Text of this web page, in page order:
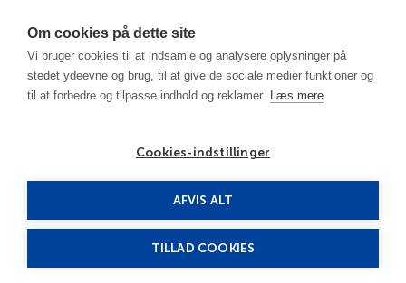
Om cookies på dette site
Vi bruger cookies til at indsamle og analysere oplysninger på
stedet ydeevne og brug, til at give de sociale medier funktioner og
til at forbedre og tilpasse indhold og reklamer. Læs mere
Cookies-indstillinger
AFVIS ALT
TILLAD COOKIES
Mesa Verde National Park - CO
Aneth Lodge Budget 6 3***